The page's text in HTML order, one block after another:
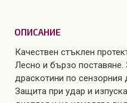
ОПИСАНИЕ
Качествен стъклен
Лесно и бързо
драскотини по сензорния
Защита при удар и